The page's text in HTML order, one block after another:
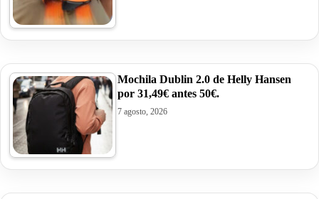
Mochila Dublin 2.0 de Helly Hansen
por 31,49€ antes 50€.
7 agosto, 2026